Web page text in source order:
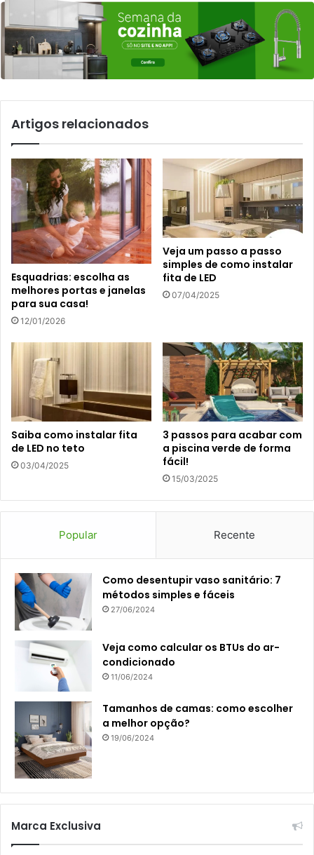
Artigos relacionados
Esquadrias: escolha as
melhores portas e janelas
para sua casa!
12/01/2026
Veja um passo a passo
simples de como instalar
fita de LED
07/04/2025
Saiba como instalar fita
de LED no teto
03/04/2025
3 passos para acabar com
a piscina verde de forma
fácil!
15/03/2025
Popular Recente
Como desentupir vaso sanitário: 7
métodos simples e fáceis
27/06/2024
Veja como calcular os BTUs do ar-
condicionado
11/06/2024
Tamanhos de camas: como escolher
a melhor opção?
19/06/2024
Marca Exclusiva